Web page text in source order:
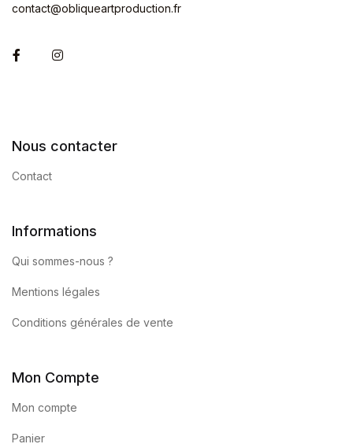
contact@obliqueartproduction.fr
FacebookInstagram
Nous contacter
Contact
Informations
Qui sommes-nous ?
Mentions légales
Conditions générales de vente
Mon Compte
Mon compte
Panier